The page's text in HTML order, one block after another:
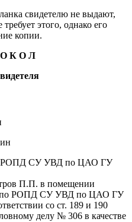
свидетелю не выдают,
этого, однако его
копии.
К О Л
РОПД СУ УВД по ЦАО ГУ
П.П. в помещении
по РОПД СУ УВД по ЦАО ГУ
со ст. 189 и 190
делу № 306 в качестве